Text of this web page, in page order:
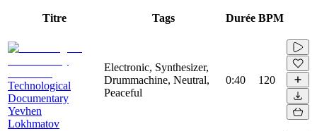
Titre Tags Durée BPM
Technological
Documentary
Yevhen
Lokhmatov
Electronic, Synthesizer,
Drummachine, Neutral,
Peaceful
0:40 120